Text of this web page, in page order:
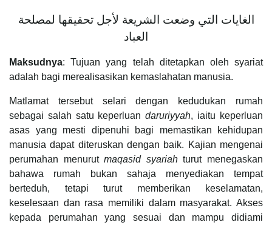
الغايات التي وضعت الشريعة لأجل تحقيقها لمصلحة
العباد
Maksudnya: Tujuan yang telah ditetapkan oleh syariat
adalah bagi merealisasikan kemaslahatan manusia.
Matlamat tersebut selari dengan kedudukan rumah
sebagai salah satu keperluandaruriyyah, iaitu keperluan
asas yang mesti dipenuhi bagi memastikan kehidupan
manusia dapat diteruskan dengan baik. Kajian mengenai
perumahan menurutmaqasid syariahturut menegaskan
bahawa rumah bukan sahaja menyediakan tempat
berteduh, tetapi turut memberikan keselamatan,
keselesaan dan rasa memiliki dalam masyarakat. Akses
kepada perumahan yang sesuai dan mampu didiami